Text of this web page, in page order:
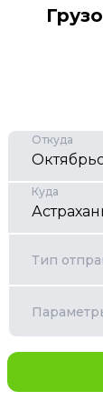
Откуда
Куда
Тип